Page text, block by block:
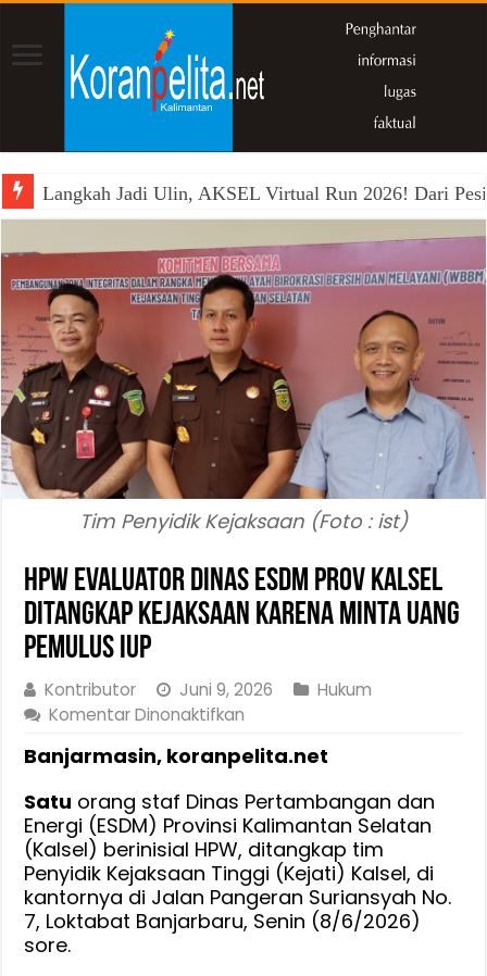
Langkah Jadi Ulin, AKSEL Virtual Run 2026! Dari
Tim Penyidik Kejaksaan (Foto : ist)
HPW Evaluator Dinas ESDM Prov Kalsel
ditangkap Kejaksaan Karena Minta Uang
Pemulus IUP
Kontributor Juni 9, 2026
Hukum
Komentar Dinonaktifkan
Evaluator
Dinas
ESDM
Prov
Kalsel
ditangkap
Kejaksaan
Karena
Banjarmasin, koranpelita.net
Satu orang staf Dinas Pertambangan dan
Energi (ESDM) Provinsi Kalimantan Selatan
(Kalsel) berinisial HPW, ditangkap tim
Penyidik Kejaksaan Tinggi (Kejati) Kalsel, di
kantornya di Jalan Pangeran Suriansyah No.
7, Loktabat Banjarbaru, Senin (8/6/2026)
sore.